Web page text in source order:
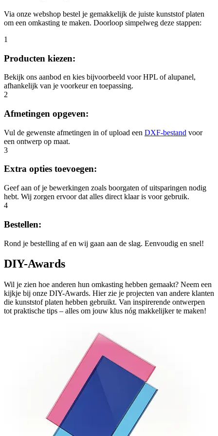
Via onze webshop bestel je gemakkelijk de juiste kunststof platen
om een omkasting te maken. Doorloop simpelweg deze stappen:
1
Producten kiezen:
Bekijk ons aanbod en kies bijvoorbeeld voor HPL of alupanel,
afhankelijk van je voorkeur en toepassing.
2
Afmetingen opgeven:
Vul de gewenste afmetingen in of upload een DXF-bestand voor
een ontwerp op maat.
3
Extra opties toevoegen:
Geef aan of je bewerkingen zoals boorgaten of uitsparingen nodig
hebt. Wij zorgen ervoor dat alles direct klaar is voor gebruik.
4
Bestellen:
Rond je bestelling af en wij gaan aan de slag. Eenvoudig en snel!
DIY-Awards
Wil je zien hoe anderen hun omkasting hebben gemaakt? Neem een
kijkje bij onze DIY-Awards. Hier zie je projecten van andere klanten
die kunststof platen hebben gebruikt. Van inspirerende ontwerpen
tot praktische tips – alles om jouw klus nóg makkelijker te maken!